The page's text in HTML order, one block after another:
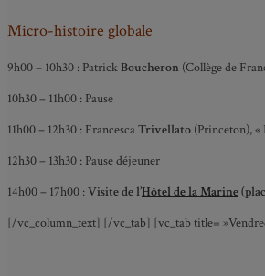
Micro-histoire globale
9h00 – 10h30 : PatrickBoucheron (Collège de
10h30 – 11h00 : Pause
11h00 – 12h30 : FrancescaTrivellato (Princeton),
12h30 – 13h30 : Pause déjeuner
14h00 – 17h00 :Visite de l’Hôtel de la Marine
[/vc_column_text] [/vc_tab] [vc_tab title=